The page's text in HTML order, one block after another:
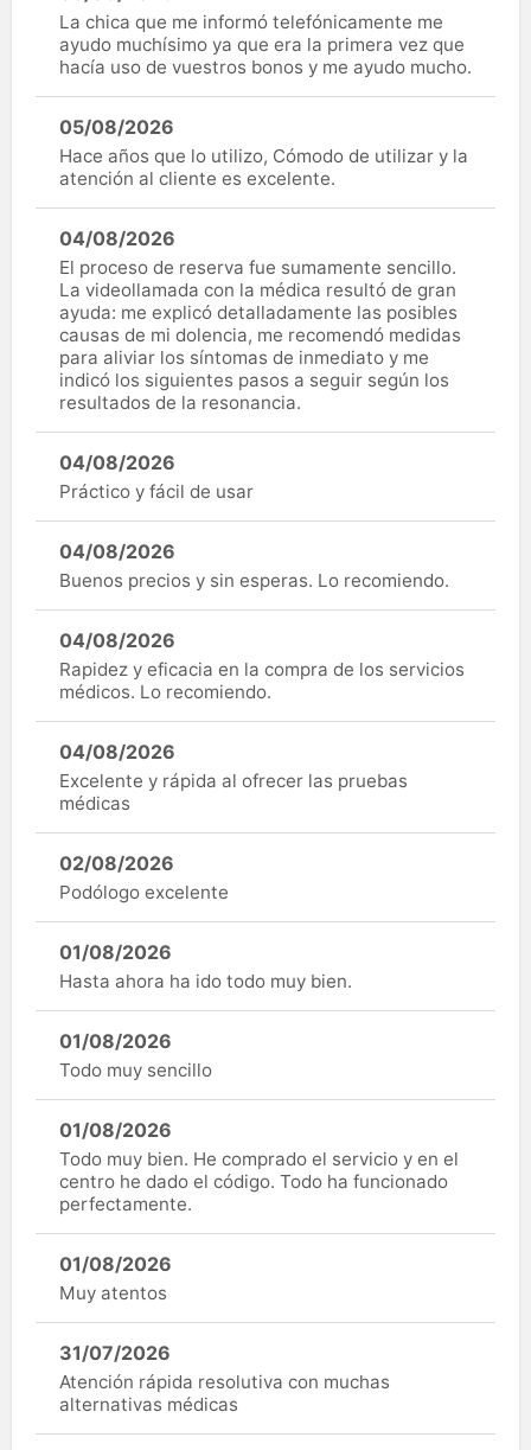
La chica que me informó telefónicamente me
ayudo muchísimo ya que era la primera vez que
hacía uso de vuestros bonos y me ayudo mucho.
05/08/2026
Hace años que lo utilizo, Cómodo de utilizar y la
atención al cliente es excelente.
04/08/2026
El proceso de reserva fue sumamente sencillo.
La videollamada con la médica resultó de gran
ayuda: me explicó detalladamente las posibles
causas de mi dolencia, me recomendó medidas
para aliviar los síntomas de inmediato y me
indicó los siguientes pasos a seguir según los
resultados de la resonancia.
04/08/2026
Práctico y fácil de usar
04/08/2026
Buenos precios y sin esperas. Lo recomiendo.
04/08/2026
Rapidez y eficacia en la compra de los servicios
médicos. Lo recomiendo.
04/08/2026
Excelente y rápida al ofrecer las pruebas
médicas
02/08/2026
Podólogo excelente
01/08/2026
Hasta ahora ha ido todo muy bien.
01/08/2026
Todo muy sencillo
01/08/2026
Todo muy bien. He comprado el servicio y en el
centro he dado el código. Todo ha funcionado
perfectamente.
01/08/2026
Muy atentos
31/07/2026
Atención rápida resolutiva con muchas
alternativas médicas